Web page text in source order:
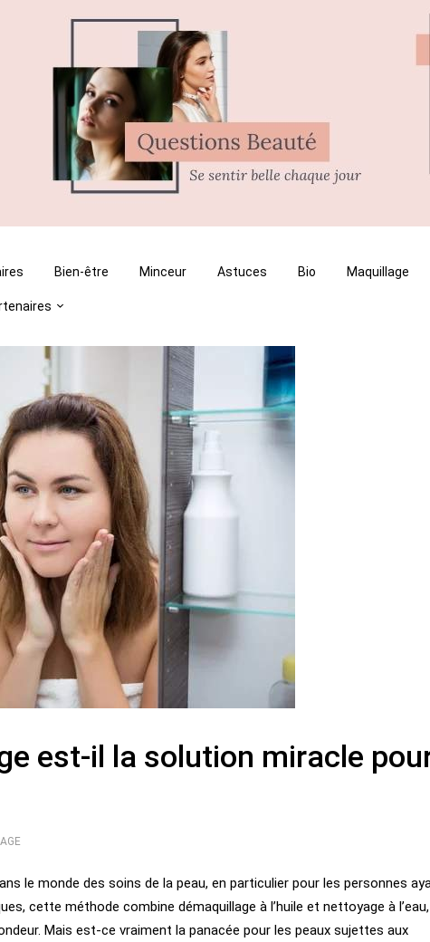
Bien-être Minceur Astuces Bio Maquillage
est-il la solution miracle
le monde des soins de la peau, en particulier pour les personnes
cette méthode combine démaquillage à l’huile et nettoyage à l’eau,
Mais est-ce vraiment la panacée pour les peaux sujettes aux